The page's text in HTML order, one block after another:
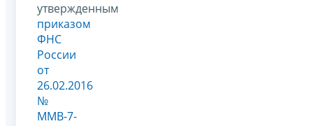
утвержденным
приказом
ФНС
России
от
26.02.2016
№
ММВ-7-